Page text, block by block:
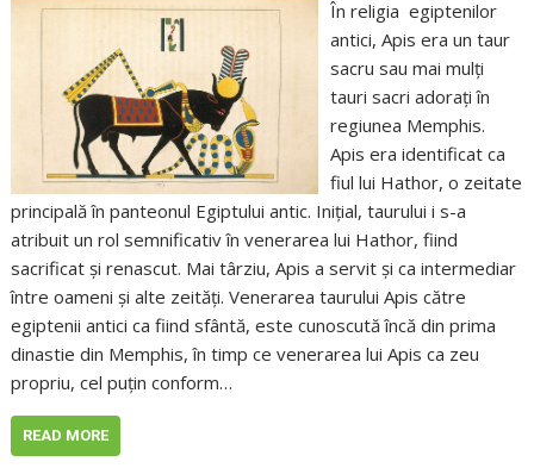
În religia egiptenilor
antici, Apis era un taur
sacru sau mai mulți
tauri sacri adorați în
regiunea Memphis.
Apis era identificat ca
fiul lui Hathor, o zeitate
principală în panteonul Egiptului antic. Inițial, taurului i s-a
atribuit un rol semnificativ în venerarea lui Hathor, fiind
sacrificat și renascut. Mai târziu, Apis a servit și ca intermediar
între oameni și alte zeități. Venerarea taurului Apis către
egiptenii antici ca fiind sfântă, este cunoscută încă din prima
dinastie din Memphis, în timp ce venerarea lui Apis ca zeu
propriu, cel puțin conform…
READ MORE